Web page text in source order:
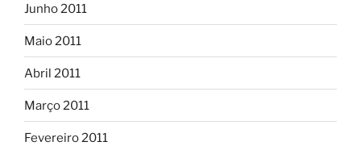
Junho 2011
Maio 2011
Abril 2011
Março 2011
Fevereiro 2011